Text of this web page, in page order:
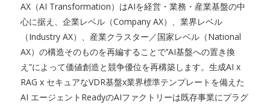
AX（AI Transformation）はAIを経営・業務・産業基盤の中
心に据え、企業レベル（Company AX）、業界レベル
（Industry AX）、産業クラスター／国家レベル（National
AX）の構造そのものを再編することで‘’AI基盤への置き換
え”によって価値創造と競争優位を再構築します。生成AI x
RAG x セキュアなVDR基盤x業界標準テンプレートを備えた
AI エージェントReadyのAIファクトリーは既存事業にプラグ